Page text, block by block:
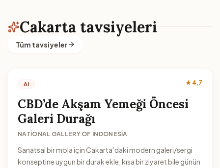
Cakarta tavsiyeleri
Tüm tavsiyeler
AI ★ 4,7
CBD’de Akşam Yemeği Öncesi
Galeri Durağı
NATIONAL GALLERY OF INDONESIA
Sanatsal bir mola için Cakarta’daki modern galeri/sergi
konseptine uygun bir durak ekle; kısa bir ziyaret bile günün